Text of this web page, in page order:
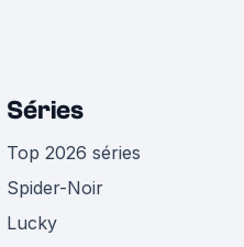
Séries
Top 2026 séries
Spider-Noir
Lucky